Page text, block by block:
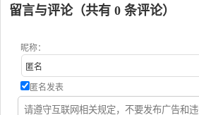
是
留言与评论（共有 0 条评论）
昵称：
匿名发表